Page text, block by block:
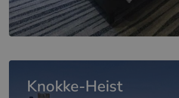
Knokke-Heist